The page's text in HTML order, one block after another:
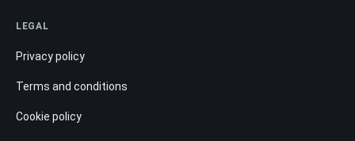
LEGAL
Privacy policy
Terms and conditions
Cookie policy